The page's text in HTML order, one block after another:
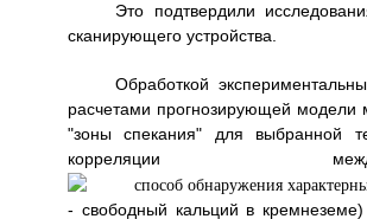
Это подтвердили
сканирующего устройства.
Обработкой
расчетами прогнозирующей модели
"зоны спекания" для выбранной
корреляции
- свободный кальций в